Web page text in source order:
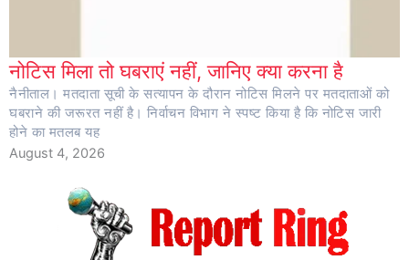
नोटिस मिला तो घबराएं नहीं, जानिए क्या करना है
नैनीताल। मतदाता सूची के सत्यापन के दौरान नोटिस मिलने पर मतदाताओं को
घबराने की जरूरत नहीं है। निर्वाचन विभाग ने स्पष्ट किया है कि नोटिस जारी
होने का मतलब यह
August 4, 2026